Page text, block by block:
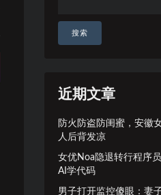
搜索
近期文章
防火防盗防闺蜜，安徽
人后背发凉
女优Noa隐退转行程序
AI学代码
男子打开监控傻眼：妻